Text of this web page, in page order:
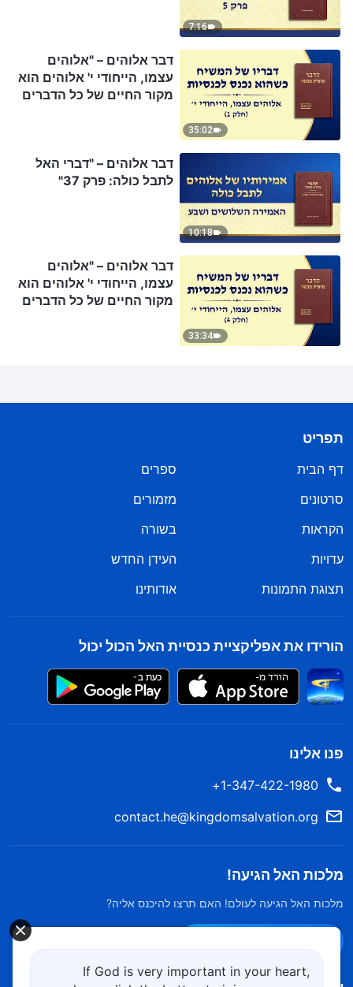
7:16
35:02
דבר אלוהים – "אלוהים
עצמו, הייחודי י' אלוהים הוא
מקור החיים של כל הדברים
10:18
דבר אלוהים – "דברי האל
לתבל כולה: פרק 37"
33:34
דבר אלוהים – "אלוהים
עצמו, הייחודי י' אלוהים הוא
מקור החיים של כל הדברים
תפריט
דף הבית
ספרים
סרטונים
מזמורים
הקראות
בשורה
עדויות
העידן החדש
תצוגת התמונות
אודותינו
הורידו את אפליקציית כנסיית האל הכול יכול
פנו אלינו
1-347-422-1980+
contact.he@kingdomsalvation.org
מלכות האל הגיעה!
מלכות האל הגיעה לעולם! האם תרצו להיכנס אליה?
If God is very important in your heart,